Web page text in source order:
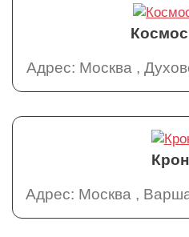
Адрес: Москва ,
Адрес: Москва ,